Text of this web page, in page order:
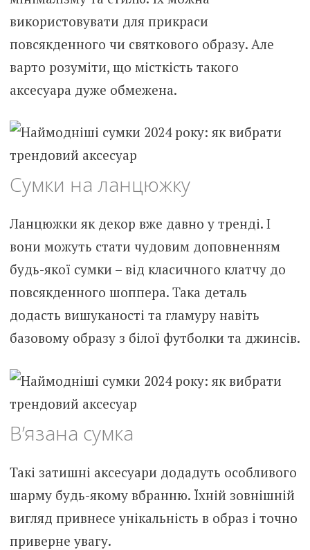
використовувати для прикраси
повсякденного чи святкового образу. Але
варто розуміти, що місткість такого
аксесуара дуже обмежена.
Сумки на ланцюжку
Ланцюжки як декор вже давно у тренді. І
вони можуть стати чудовим доповненням
будь-якої сумки – від класичного клатчу до
повсякденного шоппера. Така деталь
додасть вишуканості та гламуру навіть
базовому образу з білої футболки та джинсів.
В’язана сумка
Такі затишні аксесуари додадуть особливого
шарму будь-якому вбранню. Їхній зовнішній
вигляд привнесе унікальність в образ і точно
приверне увагу.